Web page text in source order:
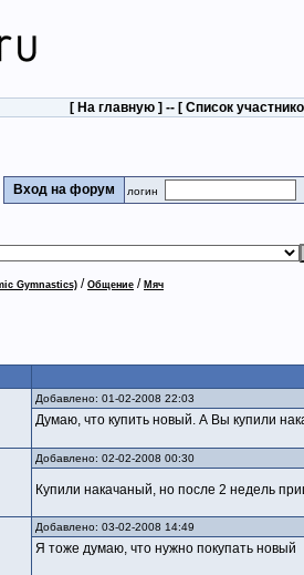
[ На главную ] -- [ Список
Вход на форум логин
Gymnastics) / Общение / Мяч
Добавлено: 01-02-2008 22:03
Думаю, что купить новый. А Вы купили
Добавлено: 02-02-2008 00:30
Купили накачаный, но после 2 недель
Добавлено: 03-02-2008 14:49
Я тоже думаю, что нужно покупать новый